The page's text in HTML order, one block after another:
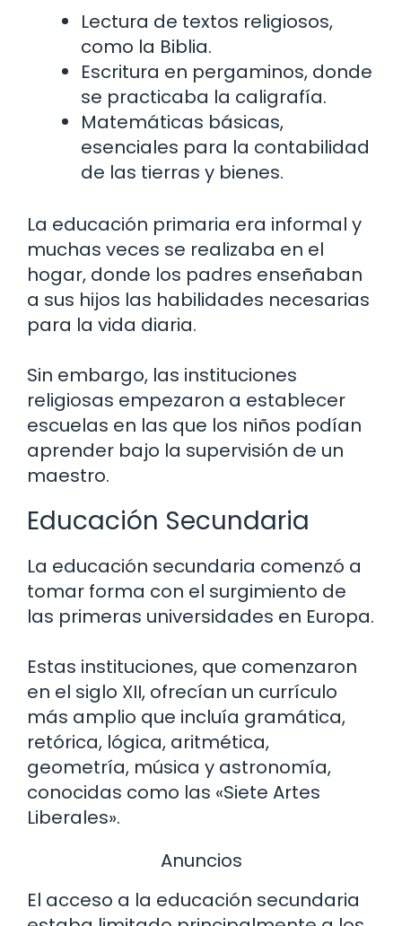
Lectura de textos religiosos,
como la Biblia.
Escritura en pergaminos, donde
se practicaba la caligrafía.
Matemáticas básicas,
esenciales para la contabilidad
de las tierras y bienes.
La educación primaria era informal y
muchas veces se realizaba en el
hogar, donde los padres enseñaban
a sus hijos las habilidades necesarias
para la vida diaria.
Sin embargo, las instituciones
religiosas empezaron a establecer
escuelas en las que los niños podían
aprender bajo la supervisión de un
maestro.
Educación Secundaria
La educación secundaria comenzó a
tomar forma con el surgimiento de
las primeras universidades en Europa.
Estas instituciones, que comenzaron
en el siglo XII, ofrecían un currículo
más amplio que incluía gramática,
retórica, lógica, aritmética,
geometría, música y astronomía,
conocidas como las «Siete Artes
Liberales».
Anuncios
El acceso a la educación secundaria